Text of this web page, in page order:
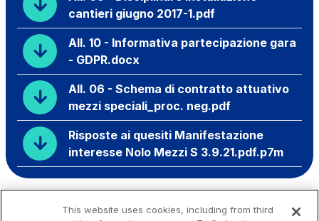
cantieri giugno 2017-1.pdf
All. 10 - Informativa partecipazione gara
- GDPR.docx
All. 06 - Schema di contratto attuativo
mezzi speciali_proc. neg.pdf
Risposte ai quesiti Manifestazione
interesse Nolo Mezzi S 3.9.21.pdf.p7m
This website uses cookies, including from third